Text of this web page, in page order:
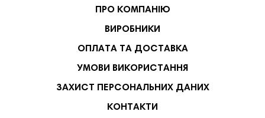
ПРО КОМПАНІЮ
ВИРОБНИКИ
ОПЛАТА ТА ДОСТАВКА
УМОВИ ВИКОРИСТАННЯ
ЗАХИСТ ПЕРСОНАЛЬНИХ ДАНИХ
КОНТАКТИ